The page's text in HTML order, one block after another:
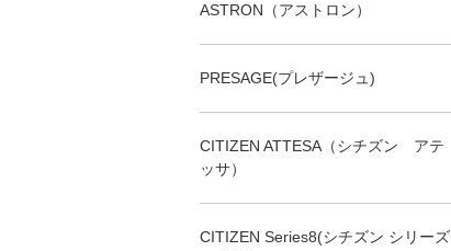
ASTRON（アストロン）
PRESAGE(プレザージュ)
CITIZEN ATTESA（シチズン アテ
ッサ）
CITIZEN Series8(シチズン シリーズ